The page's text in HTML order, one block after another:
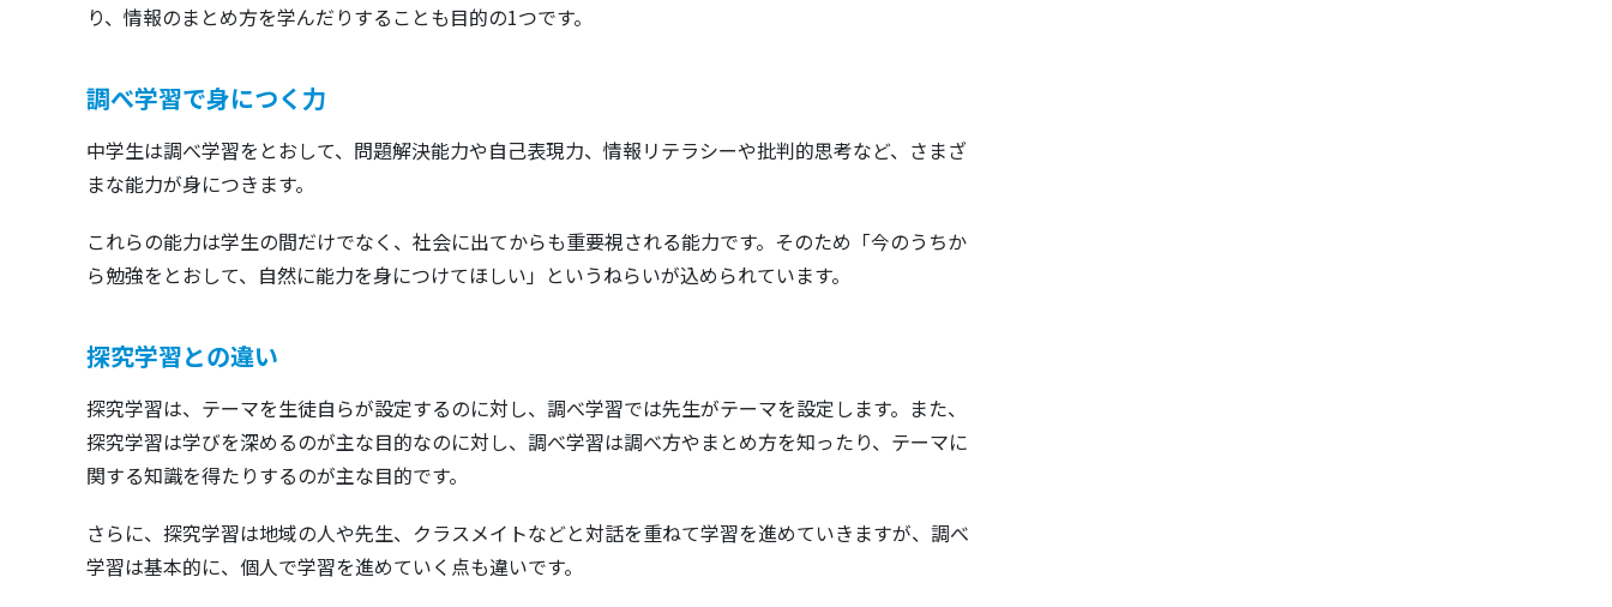
り、情報のまとめ方を学んだりすることも目的の1つです。
調べ学習で身につく力
中学生は調べ学習をとおして、問題解決能力や自己表現力、情報リテラシーや批判的思考など、さまざ
まな能力が身につきます。
これらの能力は学生の間だけでなく、社会に出てからも重要視される能力です。そのため「今のうちか
ら勉強をとおして、自然に能力を身につけてほしい」というねらいが込められています。
探究学習との違い
探究学習は、テーマを生徒自らが設定するのに対し、調べ学習では先生がテーマを設定します。また、
探究学習は学びを深めるのが主な目的なのに対し、調べ学習は調べ方やまとめ方を知ったり、テーマに
関する知識を得たりするのが主な目的です。
さらに、探究学習は地域の人や先生、クラスメイトなどと対話を重ねて学習を進めていきますが、調べ
学習は基本的に、個人で学習を進めていく点も違いです。